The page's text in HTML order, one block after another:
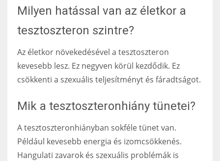
Milyen hatással van az életkor a
tesztoszteron szintre?
Az életkor növekedésével a tesztoszteron
kevesebb lesz. Ez negyven körül kezdődik. Ez
csökkenti a szexuális teljesítményt és fáradtságot.
Mik a tesztoszteronhiány tünetei?
A tesztoszteronhiányban sokféle tünet van.
Például kevesebb energia és izomcsökkenés.
Hangulati zavarok és szexuális problémák is